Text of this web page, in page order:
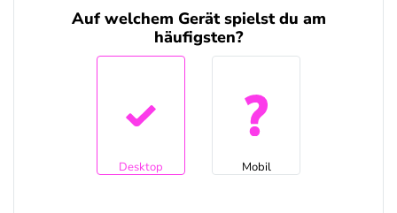
Auf welchem Gerät spielst du am
häufigsten?
Desktop Mobil